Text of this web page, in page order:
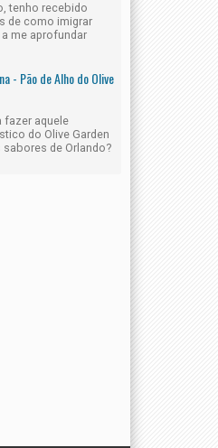
Bem Em Crystal River
tenho recebido
de como imigrar
me aprofundar
- Pão de Alho do Olive
fazer aquele
do Olive Garden
de Orlando?